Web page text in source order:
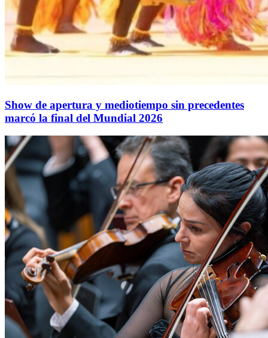
Show de apertura y mediotiempo sin precedentes
marcó la final del Mundial 2026